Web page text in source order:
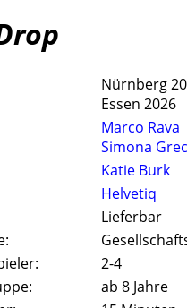
Nürnberg
Essen 2026
Marco Rava
Simona
Katie Burk
Helvetiq
Lieferbar
2-4
ab 8 Jahre